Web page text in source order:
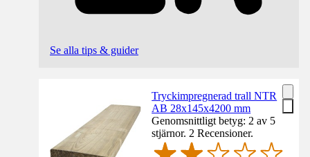
Se alla tips & guider
Tryckimpregnerad trall NTR
AB 28x145x4200 mm
Genomsnittligt betyg: 2 av 5
stjärnor. 2 Recensioner.